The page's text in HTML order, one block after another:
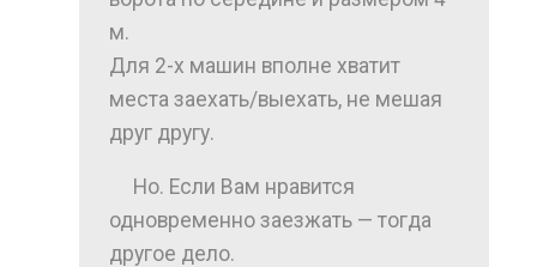
м.
Для 2-х машин вполне хватит
места заехать/выехать, не мешая
друг другу.
Но. Если Вам нравится
одновременно заезжать — тогда
другое дело.